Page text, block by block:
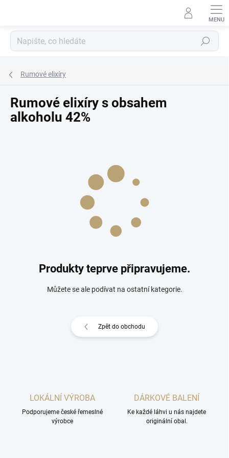
Hledat
Rumové elixíry
Rumové elixíry s obsahem
alkoholu 42%
Produkty teprve připravujeme.
Můžete se ale podívat na ostatní kategorie.
Zpět do obchodu
LOKÁLNÍ VÝROBA
Podporujeme české řemeslné
výrobce
DÁRKOVÉ BALENÍ
Ke každé láhvi u nás najdete
originální obal.